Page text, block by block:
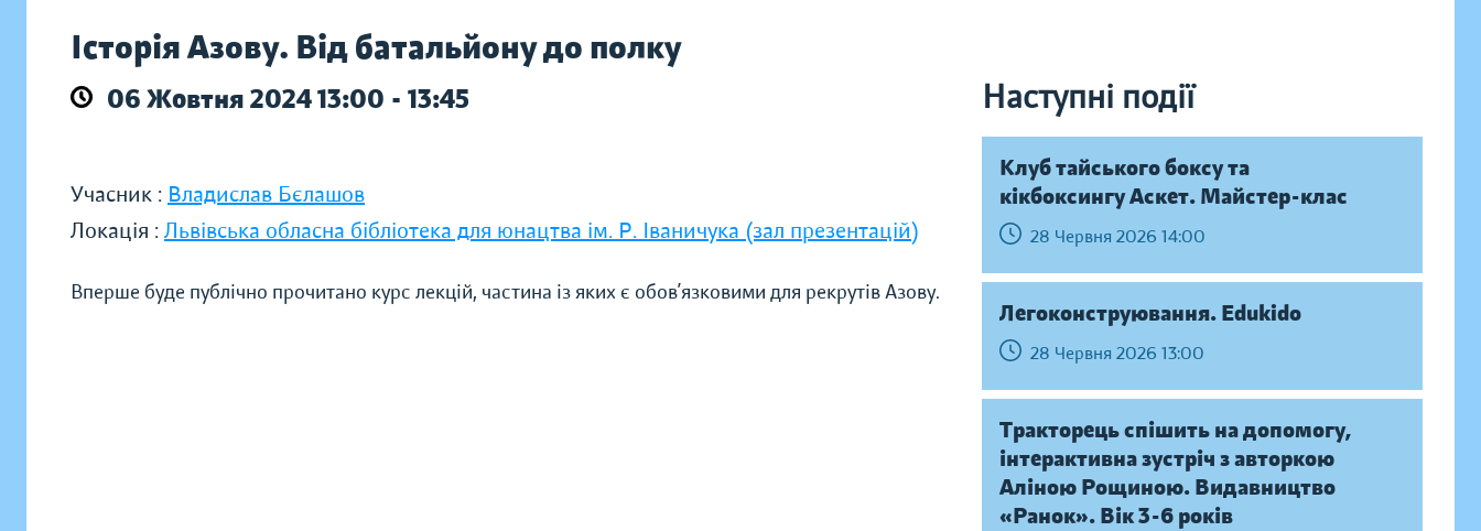
Історія Азову. Від батальйону до полку
06 Жовтня 2024 13:00 - 13:45 Наступні події
Учасник : Владислав Бєлашов
Локація : Львівська обласна бібліотека для юнацтва ім. Р. Іваничука (зал презентацій)
Вперше буде публічно прочитано курс лекцій, частина із яких є обов’язковими для рекрутів Азову.
Клуб тайського боксу та
кікбоксингу Аскет. Майстер-клас
28 Червня 2026 14:00
Легоконструювання. Edukido
28 Червня 2026 13:00
Тракторець спішить на допомогу,
інтерактивна зустріч з авторкою
Аліною Рощиною. Видавництво
«Ранок». Вік 3-6 років